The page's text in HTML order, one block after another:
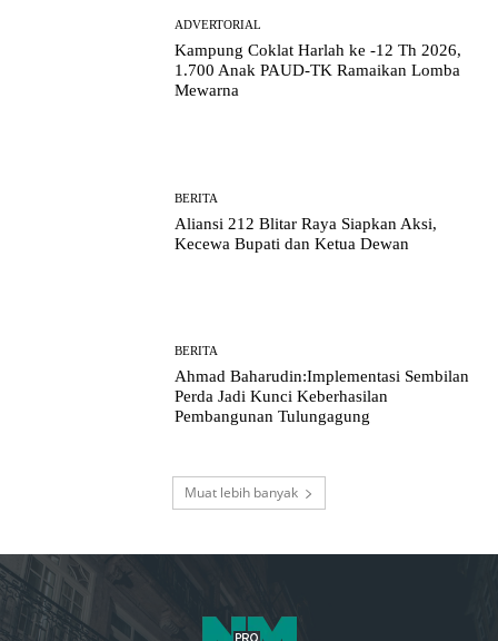
ADVERTORIAL
Kampung Coklat Harlah ke -12 Th 2026,
1.700 Anak PAUD-TK Ramaikan Lomba
Mewarna
BERITA
Aliansi 212 Blitar Raya Siapkan Aksi,
Kecewa Bupati dan Ketua Dewan
BERITA
Ahmad Baharudin:Implementasi Sembilan
Perda Jadi Kunci Keberhasilan
Pembangunan Tulungagung
Muat lebih banyak